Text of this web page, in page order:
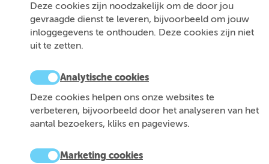
Deze cookies zijn noodzakelijk om de door jou
gevraagde dienst te leveren, bijvoorbeeld om jouw
inloggegevens te onthouden. Deze cookies zijn niet
uit te zetten.
Analytische cookies
Deze cookies helpen ons onze websites te
verbeteren, bijvoorbeeld door het analyseren van het
aantal bezoekers, kliks en pageviews.
Marketing cookies